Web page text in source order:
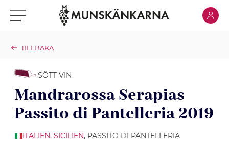
Klicka för meny Klicka
TILLBAKA
SÖTT VIN
Mandrarossa Serapias
Passito di Pantelleria 2019
ITALIEN, SICILIEN, PASSITO DI PANTELLERIA